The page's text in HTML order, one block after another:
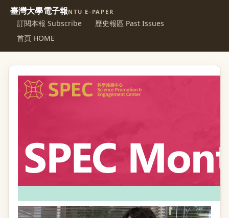
臺灣大學電子報NTU E-PAPER
訂閱本報 Subscribe
歷史報區 Past Issues
首頁 HOME